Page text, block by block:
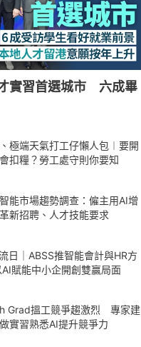
實習首選城市 六成畢
極端天氣打工仔懶人包︱要開
扣糧？勞工處守則你要知
能市場趨勢調查：僱主用AI增
新招聘、人才技能要求
日｜ABSS推智能會計與HR方
賦能中小企開創雙贏局面
Grad搵工競爭趨激烈 專家建
實習熟悉AI提升競爭力